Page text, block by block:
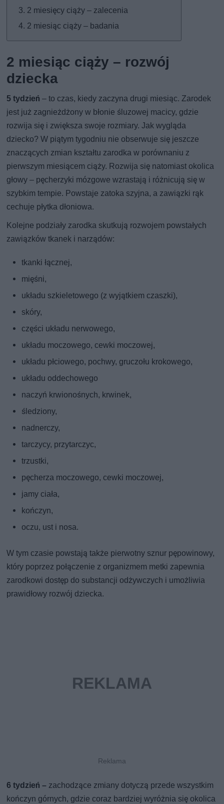
2 miesięcy ciąży – zalecenia
2 miesiąc ciąży – badania
2 miesiąc ciąży – rozwój
dziecka
5 tydzień – to czas, kiedy zaczyna drugi miesiąc. Zarodek
jest już zagnieżdżony w błonie śluzowej macicy, gdzie
rozwija się i zwiększa swoje rozmiary. Jak wygląda
dziecko? W piątym tygodniu nie obserwuje się jeszcze
znaczących zmian kształtu zarodka w porównaniu z
pierwszym miesiącem ciąży. Rozwija się natomiast okolica
głowy – pęcherzyki mózgowe wzrastają i różnicują się w
szybkim tempie. Powstaje zatoka szyjna, a zawiązki rąk
cechuje płytka dłoniowa.
Kolejne podziały zarodka skutkują rozwojem powstałych
zawiązków tkanek i narządów:
tkanki łącznej,
mięśni,
układu szkieletowego (z wyjątkiem czaszki),
skóry,
części układu nerwowego,
układu moczowego, cewki moczowej,
układu płciowego, pochwy, gruczołu krokowego,
układu oddechowego
naczyń krwionośnych, krwinek,
śledziony,
nadnerczy,
tarczycy, przytarczyc,
trzustki,
pęcherza moczowego, cewki moczowej,
jamy ciała,
kończyn,
oczu, ust i nosa.
W tym czasie powstają także pierwotny sznur pępowinowy,
który poprzez połączenie z organizmem metki zapewnia
zarodkowi dostęp do substancji odżywczych i umożliwia
prawidłowy rozwój dziecka.
6 tydzień – zachodzące zmiany dotyczą przede wszystkim
kończyn górnych, gdzie coraz bardziej wyróżnia się okolica